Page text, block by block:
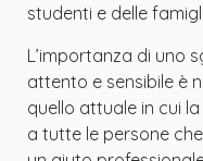
studenti e delle
L’importanza di uno
attento e sensibile è
quello attuale in cui
a tutte le persone